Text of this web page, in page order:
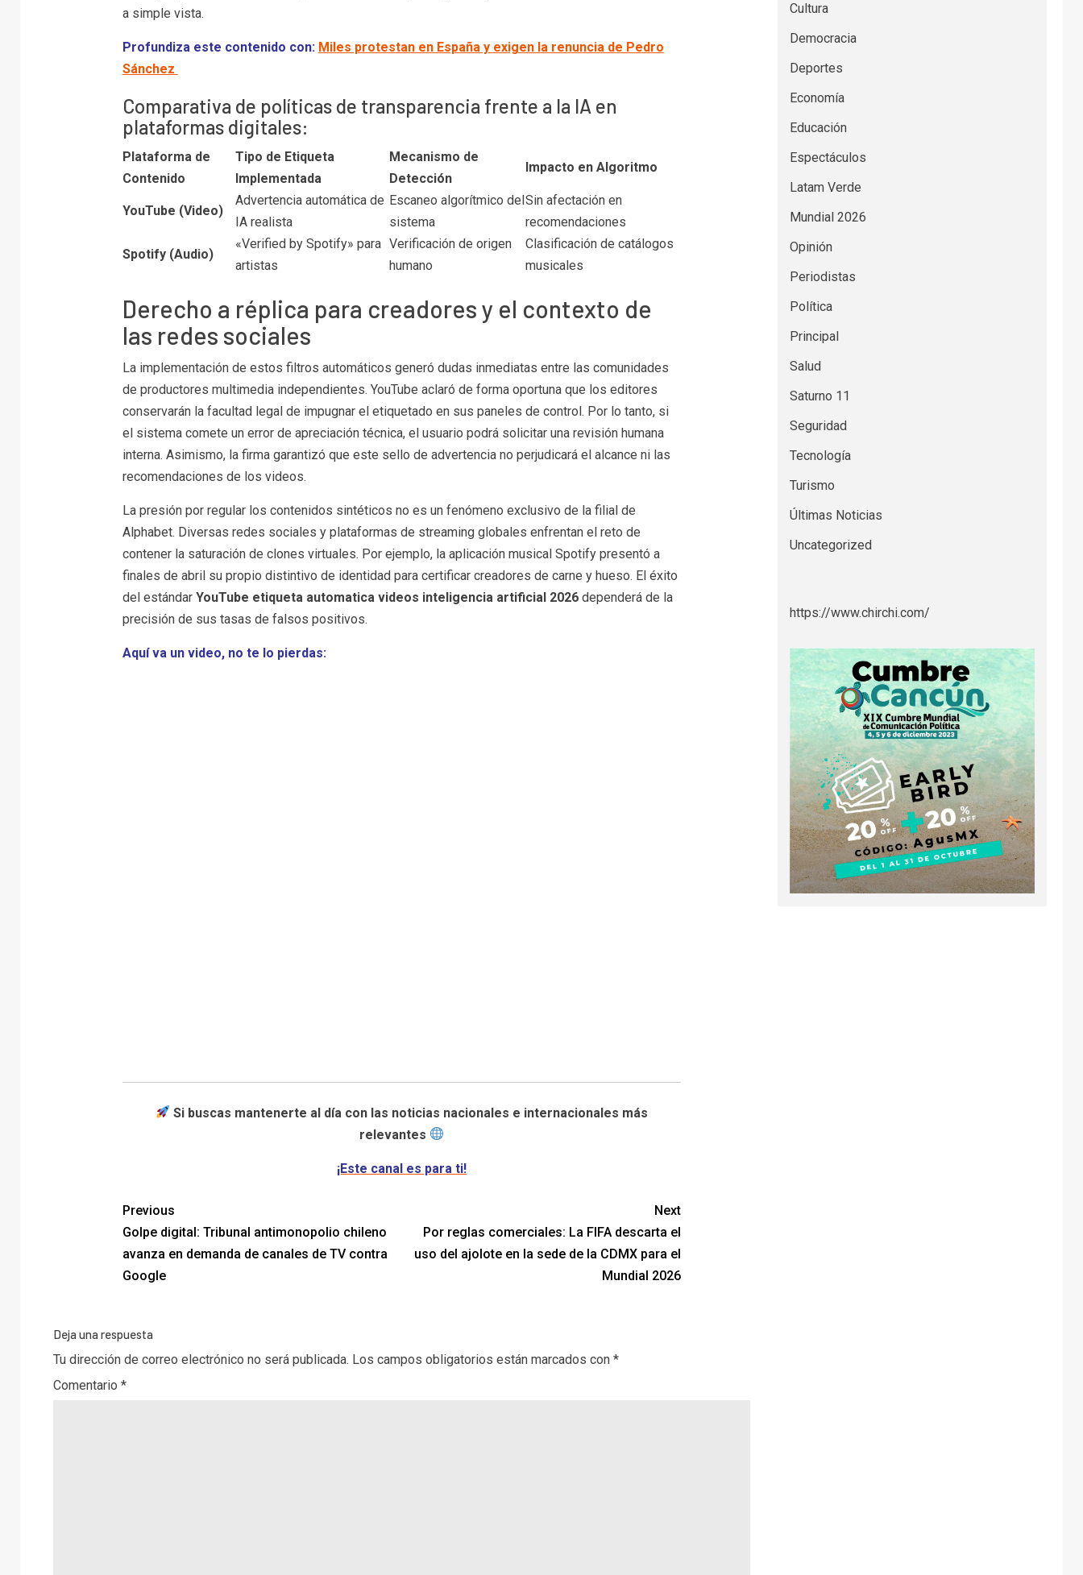
a simple vista.
Profundiza este contenido con: Miles protestan en España y exigen la renuncia de Pedro
Sánchez
Comparativa de políticas de transparencia frente a la IA en
plataformas digitales:
Plataforma de
Contenido
Tipo de Etiqueta
Implementada
Mecanismo de
Detección
Impacto en Algoritmo
YouTube (Video)
Advertencia automática de
IA realista
Escaneo algorítmico del
sistema
Sin afectación en
recomendaciones
Spotify (Audio)
«Verified by Spotify» para
artistas
Verificación de origen
humano
Clasificación de catálogos
musicales
Derecho a réplica para creadores y el contexto de
las redes sociales
La implementación de estos filtros automáticos generó dudas inmediatas entre las comunidades
de productores multimedia independientes. YouTube aclaró de forma oportuna que los editores
conservarán la facultad legal de impugnar el etiquetado en sus paneles de control. Por lo tanto, si
el sistema comete un error de apreciación técnica, el usuario podrá solicitar una revisión humana
interna. Asimismo, la firma garantizó que este sello de advertencia no perjudicará el alcance ni las
recomendaciones de los videos.
La presión por regular los contenidos sintéticos no es un fenómeno exclusivo de la filial de
Alphabet. Diversas redes sociales y plataformas de streaming globales enfrentan el reto de
contener la saturación de clones virtuales. Por ejemplo, la aplicación musical Spotify presentó a
finales de abril su propio distintivo de identidad para certificar creadores de carne y hueso. El éxito
del estándar YouTube etiqueta automatica videos inteligencia artificial 2026dependerá de la
precisión de sus tasas de falsos positivos.
Aquí va un video, no te lo pierdas:
Si buscas mantenerte al día con las noticias nacionales e internacionales más
relevantes
¡Este canal es para ti!
Previous
Golpe digital: Tribunal antimonopolio chileno
avanza en demanda de canales de TV contra
Google
Next
Por reglas comerciales: La FIFA descarta el
uso del ajolote en la sede de la CDMX para el
Mundial 2026
Deja una respuesta
Tu dirección de correo electrónico no será publicada. Los campos obligatorios están marcados con *
Comentario *
Cultura
Democracia
Deportes
Economía
Educación
Espectáculos
Latam Verde
Mundial 2026
Opinión
Periodistas
Política
Principal
Salud
Saturno 11
Seguridad
Tecnología
Turismo
Últimas Noticias
Uncategorized
https://www.chirchi.com/